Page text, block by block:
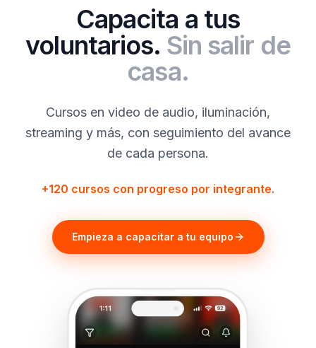
Capacita a tus
voluntarios. Sin salir de
casa.
Cursos en video de audio, iluminación,
streaming y más, con seguimiento del avance
de cada persona.
+120 cursos con progreso por integrante.
Empieza a capacitar a tu equipo